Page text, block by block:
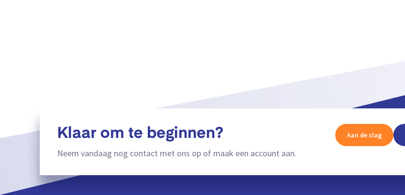
Klaar om te beginnen?
Neem vandaag nog contact met ons op of maak een account aan.
Aan de slag